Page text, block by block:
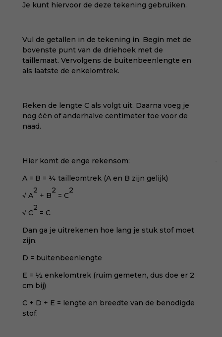
Je kunt hiervoor de deze tekening gebruiken.
Vul de getallen in de tekening in. Begin met de
bovenste punt van de driehoek met de
taillemaat. Vervolgens de buitenbeenlengte en
als laatste de enkelomtrek.
Reken de lengte C als volgt uit. Daarna voeg je
nog één of anderhalve centimeter toe voor de
naad.
Hier komt de enge rekensom:
A = B = ¼ tailleomtrek (A en B zijn gelijk)
√ A
2
+ B
2
= C
2
√ C
2
= C
Dan ga je uitrekenen hoe lang je stuk stof moet
zijn.
D = buitenbeenlengte
E = ½ enkelomtrek (ruim gemeten, dus doe er 2
cm bij)
C + D + E = lengte en breedte van de benodigde
stof.